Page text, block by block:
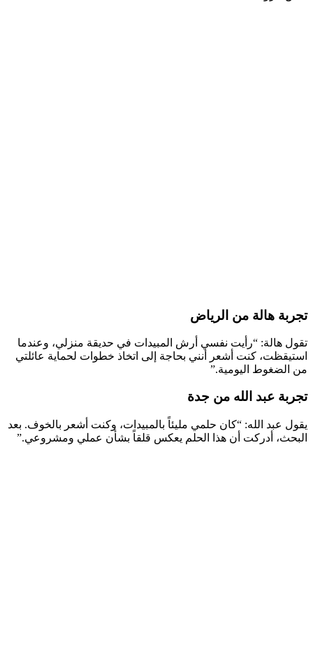
تجربة هالة من الرياض
تقول هالة: “رأيت نفسي أرش المبيدات في حديقة منزلي، وعندما
استيقظت، كنت أشعر أنني بحاجة إلى اتخاذ خطوات لحماية عائلتي
من الضغوط اليومية.”
تجربة عبد الله من جدة
يقول عبد الله: “كان حلمي مليئاً بالمبيدات، وكنت أشعر بالخوف. بعد
البحث، أدركت أن هذا الحلم يعكس قلقاً بشأن عملي ومشروعي.”